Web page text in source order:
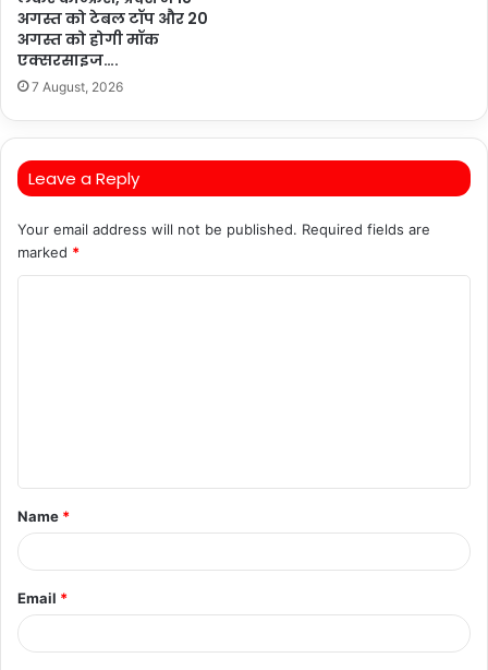
अगस्त को टेबल टॉप और 20
अगस्त को होगी मॉक
एक्सरसाइज….
7 August, 2026
Leave a Reply
Your email address will not be published. Required fields are
marked *
t
*
Name *
Email *